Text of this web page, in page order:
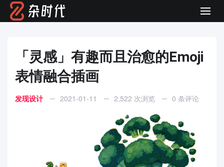
Menu
「灵感」有趣而且治愈的Emoji
表情融合插画
发现设计 2021-01-11 2,522 次浏览 0 条评论